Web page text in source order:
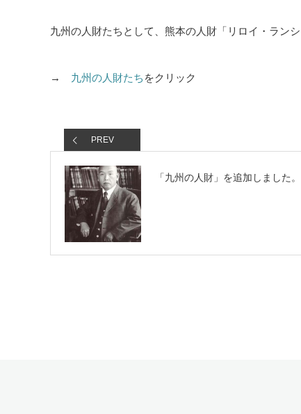
九州の人財たちとして、熊本の人財「リロイ・ラン
→ 九州の人財たち をクリック
PREV
「九州の人財」を追加しました。